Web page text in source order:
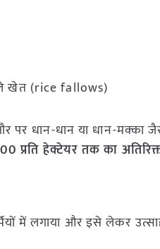
खेत (rice fallows)
धान-धान या धान-मक्का
प्रति हेक्टेयर तक का
में लगाया और इसे लेकर